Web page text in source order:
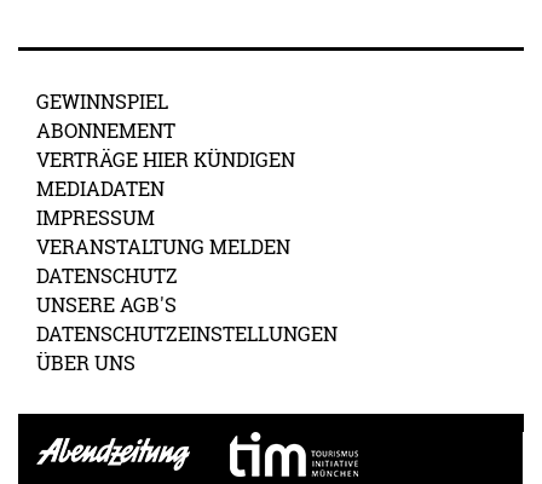
GEWINNSPIEL
ABONNEMENT
VERTRÄGE HIER KÜNDIGEN
MEDIADATEN
IMPRESSUM
VERANSTALTUNG MELDEN
DATENSCHUTZ
UNSERE AGB'S
DATENSCHUTZEINSTELLUNGEN
ÜBER UNS